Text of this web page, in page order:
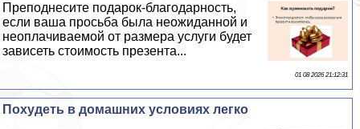
Преподнесите подарок-благодарность,
если ваша просьба была неожиданной и
неоплачиваемой от размера услуги будет
зависеть стоимость презента...
01 08 2026 21:12:31
Похудеть в домашних условиях легко